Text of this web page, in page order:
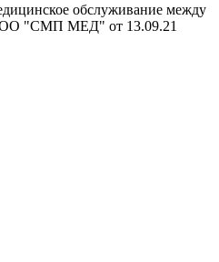
обслуживание между
"СМП МЕД" от 13.09.21